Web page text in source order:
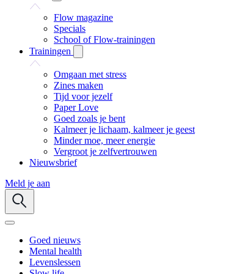
Flow magazine
Specials
School of Flow-trainingen
Trainingen
Omgaan met stress
Zines maken
Tijd voor jezelf
Paper Love
Goed zoals je bent
Kalmeer je lichaam, kalmeer je geest
Minder moe, meer energie
Vergroot je zelfvertrouwen
Nieuwsbrief
Meld je aan
Goed nieuws
Mental health
Levenslessen